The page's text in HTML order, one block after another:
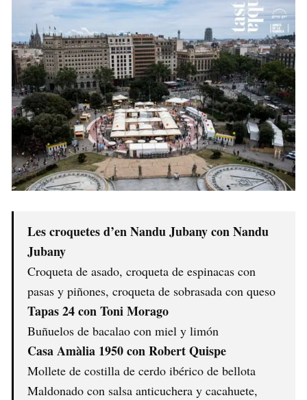
Les croquetes d’en Nandu Jubany con Nandu
Jubany
Croqueta de asado, croqueta de espinacas con
pasas y piñones, croqueta de sobrasada con queso
Tapas 24 con Toni Morago
Buñuelos de bacalao con miel y limón
Casa Amàlia 1950 con Robert Quispe
Mollete de costilla de cerdo ibérico de bellota
Maldonado con salsa anticuchera y cacahuete,